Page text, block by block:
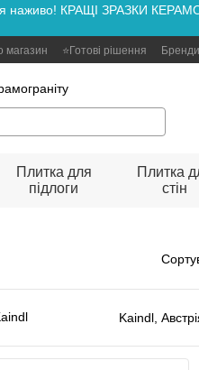
наживо! КРАЩІ ЗРАЗКИ
магазин ⭐Готові рішення Бренди
Плитка для
підлоги
Плитка
стін
Kaindl,